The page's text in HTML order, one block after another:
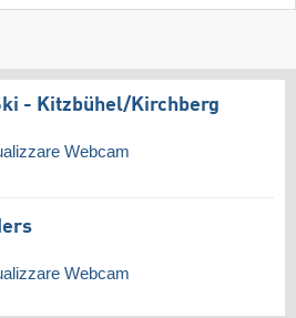
- Kitzbühel/​Kirchberg
Webcam
Webcam